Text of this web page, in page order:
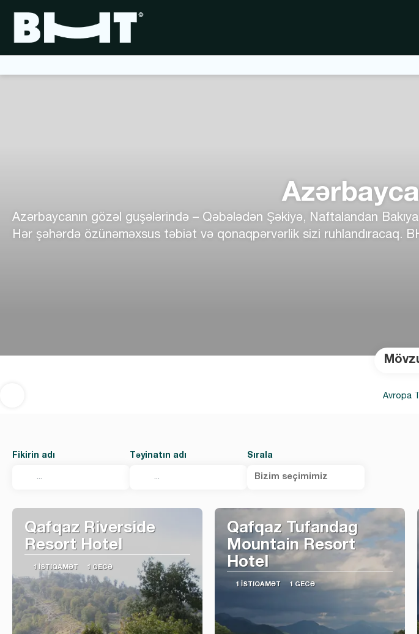
Azərbaycanın gözəl guşələrində – Qəbələdən Şəkiyə, Naftalandan
Hər şəhərdə özünəməxsus təbiət və qonaqpərvərlik sizi ruhlandıracaq.
Avropa
Fikirin adı Təyinatın adı Sırala
Bizim seçimimiz
Qafqaz Riverside
Resort Hotel
1 İSTIQAMƏT 1 GECƏ
Qafqaz Tufandag
Mountain Resort
Hotel
1 İSTIQAMƏT 1 GECƏ